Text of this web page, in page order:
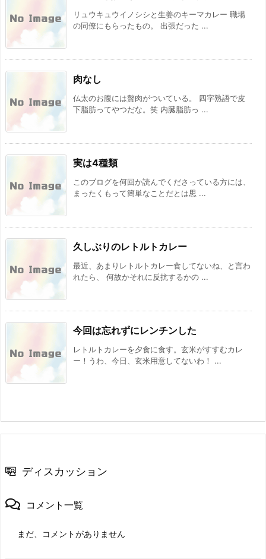
リュウキュウイノシシと生姜のキーマカレー 職場
の同僚にもらったもの。 出張だった ...
肉なし
仏太のお腹には贅肉がついている。 四字熟語で皮
下脂肪ってやつだな。笑 内臓脂肪っ ...
実は4種類
このブログを何回か読んでくださっている方には、
まったくもって簡単なことだとは思 ...
久しぶりのレトルトカレー
最近、あまりレトルトカレー食してないね、と言わ
れたら、 何故かそれに反抗するかの ...
今回は忘れずにレンチンした
レトルトカレーを夕食に食す。玄米がすすむカレ
ー！うわ、今日、玄米用意してないわ！ ...
ディスカッション
コメント一覧
まだ、コメントがありません